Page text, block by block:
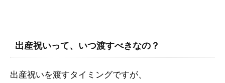
出産祝いって、いつ渡すべきなの？
出産祝いを渡すタイミングですが、